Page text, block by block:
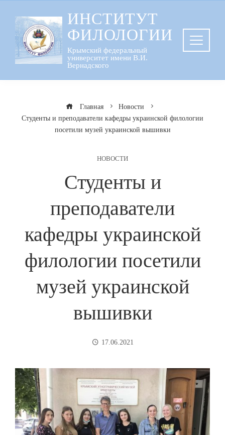
содержанию
ИНСТИТУТ
ФИЛОЛОГИИ
Крымский федеральный
университет имени В.И.
Вернадского
Главная
Новости
Студенты и преподаватели кафедры украинской филологии
посетили музей украинской вышивки
НОВОСТИ
Студенты и
преподаватели
кафедры украинской
филологии посетили
музей украинской
вышивки
17.06.2021